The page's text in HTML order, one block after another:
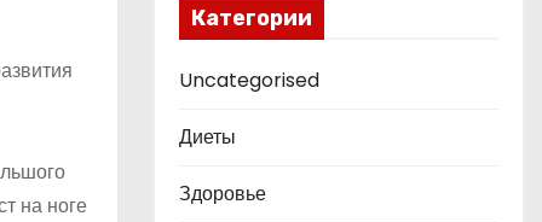
на ноге
Категории
Uncategorised
Диеты
Здоровье